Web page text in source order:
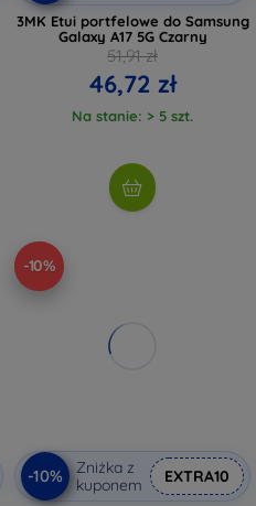
3MK Etui portfelowe do Samsung
Galaxy A17 5G Czarny
51,91 zł
46,72 zł
Na stanie: > 5 szt.
-10%
-10%
Zniżka z
kuponem
EXTRA10